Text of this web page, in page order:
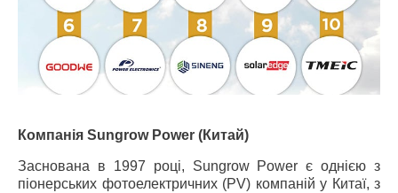
Компанія Sungrow Power (Китай)
Заснована в 1997 році, Sungrow Power є однією з
піонерських фотоелектричних (PV) компаній у Китаї, з